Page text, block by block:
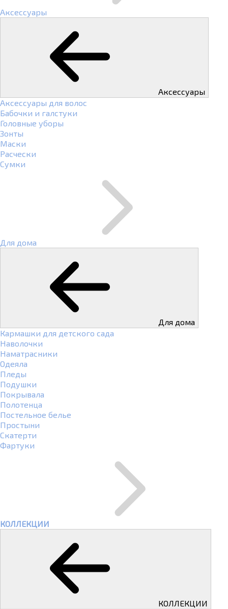
Аксессуары
Аксессуары
Аксессуары для волос
Бабочки и галстуки
Головные уборы
Зонты
Маски
Расчески
Сумки
Для дома
Для дома
Кармашки для детского сада
Наволочки
Наматрасники
Одеяла
Пледы
Подушки
Покрывала
Полотенца
Постельное белье
Простыни
Скатерти
Фартуки
КОЛЛЕКЦИИ
КОЛЛЕКЦИИ